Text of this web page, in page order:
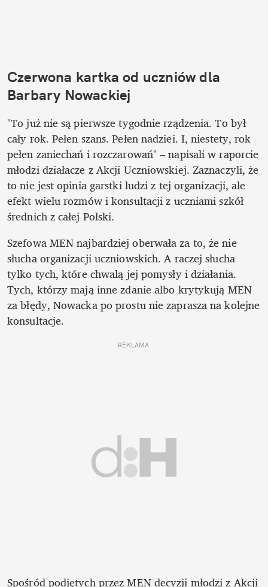
Czerwona kartka od uczniów dla
Barbary Nowackiej
"To już nie są pierwsze tygodnie rządzenia. To był
cały rok. Pełen szans. Pełen nadziei. I, niestety, rok
pełen zaniechań i rozczarowań" – napisali w raporcie
młodzi działacze z Akcji Uczniowskiej. Zaznaczyli, że
to nie jest opinia garstki ludzi z tej organizacji, ale
efekt wielu rozmów i konsultacji z uczniami szkół
średnich z całej Polski.
Szefowa MEN najbardziej oberwała za to, że nie
słucha organizacji uczniowskich. A raczej słucha
tylko tych, które chwalą jej pomysły i działania.
Tych, którzy mają inne zdanie albo krytykują MEN
za błędy, Nowacka po prostu nie zaprasza na kolejne
konsultacje.
REKLAMA
Spośród podjętych przez MEN decyzji młodzi z Akcji